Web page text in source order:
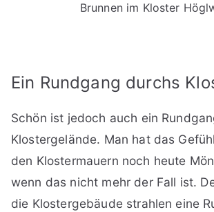
Brunnen im Kloster
Ein Rundgang durchs
Schön ist jedoch auch ein
Klostergelände. Man hat das
den Klostermauern noch heute
wenn das nicht mehr der Fall ist.
die Klostergebäude strahlen eine